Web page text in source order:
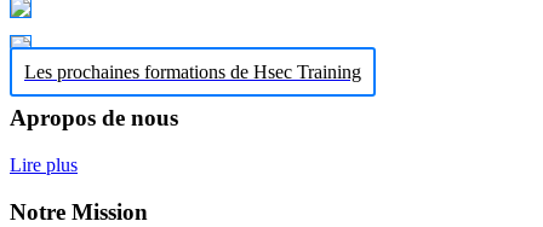
Les prochaines formations de Hsec Training
Apropos de nous
Lire plus
Notre Mission